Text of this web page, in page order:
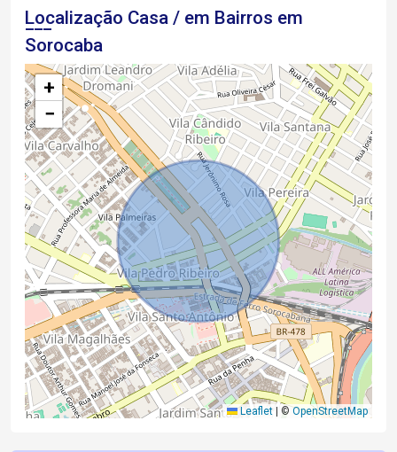
Localização Casa / em Bairros em
Sorocaba
+
−
Leaflet © OpenStreetMap